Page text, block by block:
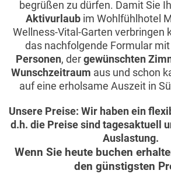
begrüßen zu dürfen. Damit Sie
Aktivurlaub im Wohlfühlhotel
Wellness-Vital-Garten verbringen
das nachfolgende Formular
Personen, der gewünschten
Wunschzeitraum aus und schon
auf eine erholsame Auszeit in
Unsere Preise: Wir haben ein
d.h. die Preise sind tagesaktuell
Auslastung.
Wenn Sie heute buchen
den günstigsten